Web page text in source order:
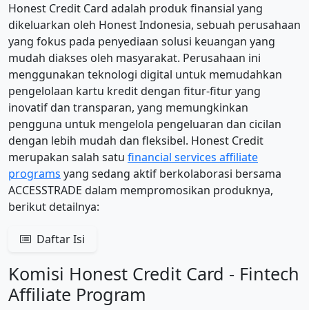
Honest Credit Card adalah produk finansial yang
dikeluarkan oleh Honest Indonesia, sebuah perusahaan
yang fokus pada penyediaan solusi keuangan yang
mudah diakses oleh masyarakat. Perusahaan ini
menggunakan teknologi digital untuk memudahkan
pengelolaan kartu kredit dengan fitur-fitur yang
inovatif dan transparan, yang memungkinkan
pengguna untuk mengelola pengeluaran dan cicilan
dengan lebih mudah dan fleksibel. Honest Credit
merupakan salah satu financial services affiliate
programs yang sedang aktif berkolaborasi bersama
ACCESSTRADE dalam mempromosikan produknya,
berikut detailnya:
Daftar Isi
Komisi Honest Credit Card - Fintech
Affiliate Program